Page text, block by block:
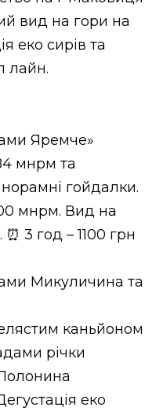
вид на гори на
еко сирів та
лайн.
Яремче»
мнрм та
гойдалки.
мнрм. Вид на
3 год – 1100 грн
Микуличина та
каньйоном
річки
еко